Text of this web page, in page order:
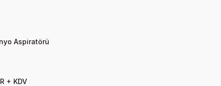
Aspiratörü
+ KDV